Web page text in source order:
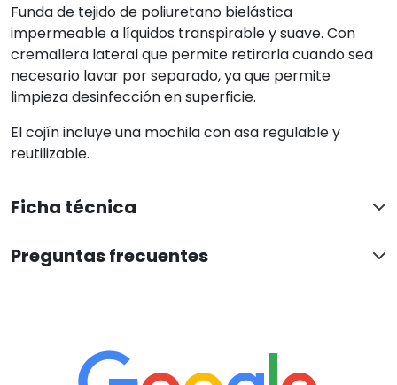
Funda de tejido de poliuretano bielástica
impermeable a líquidos transpirable y suave. Con
cremallera lateral que permite retirarla cuando sea
necesario lavar por separado, ya que permite
limpieza desinfección en superficie.
El cojín incluye una mochila con asa regulable y
reutilizable.
Ficha técnica
Preguntas frecuentes